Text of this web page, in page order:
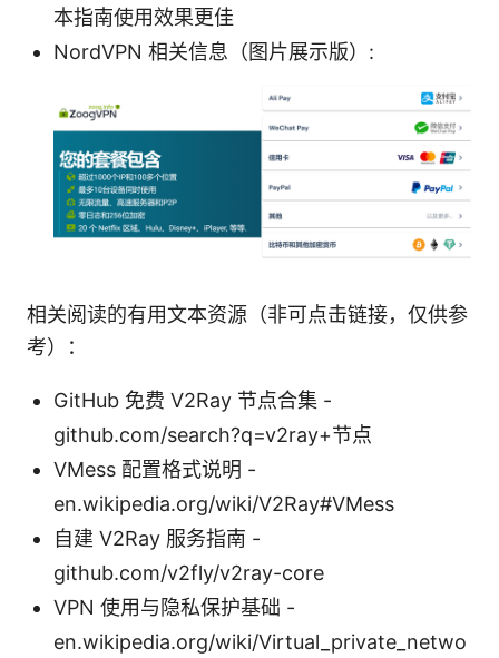
本指南使用效果更佳
NordVPN 相关信息（图片展示版）:
相关阅读的有用文本资源（非可点击链接，仅供参
考）：
GitHub 免费 V2Ray 节点合集 -
github.com/search?q=v2ray+节点
VMess 配置格式说明 -
en.wikipedia.org/wiki/V2Ray#VMess
自建 V2Ray 服务指南 -
github.com/v2fly/v2ray-core
VPN 使用与隐私保护基础 -
en.wikipedia.org/wiki/Virtual_private_netwo